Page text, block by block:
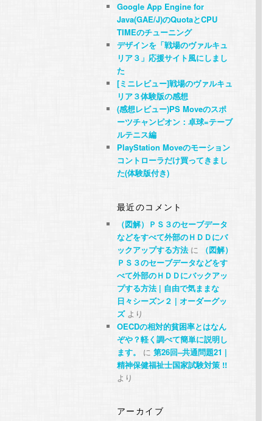
Google App Engine for
Java(GAE/J)のQuotaとCPU
TIMEのチューニング
デザインを「戦場のヴァルキュ
リア３」応援サイト風にしまし
た
[ミニレビュー]戦場のヴァルキュ
リア３体験版の感想
(感想レビュー)PS Moveのスポ
ーツチャンピオン：卓球=テーブ
ルテニス編
PlayStation Moveのモーション
コントローラだけ買ってきまし
た(体験版付き)
最近のコメント
（図解）ＰＳ３のセーブデータ
などをすべて外部のＨＤＤにバ
ックアップする方法に
（図解）
ＰＳ３のセーブデータなどをす
べて外部のＨＤＤにバックアッ
プする方法 | 自由で気ままな
日々シーズン２ | オーダーグッ
ズより
OECDの相対的貧困率とはなん
ぞや？軽く調べて簡単に説明し
ます。
に 第26回–共通問題21 |
精神保健福祉士国家試験対策 !!
より
アーカイブ